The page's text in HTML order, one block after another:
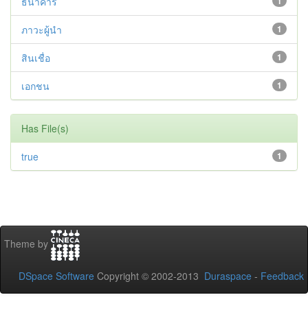
1
ภาวะผู้นำ
1
สินเชื่อ
1
เอกชน
Has File(s)
1
true
Theme by
DSpace Software Copyright © 2002-2013 Duraspace - Feedback